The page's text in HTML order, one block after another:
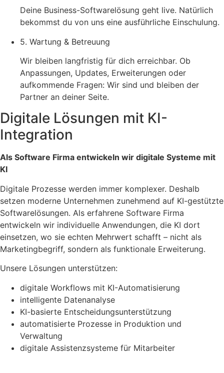
Deine Business-Softwarelösung geht live. Natürlich
bekommst du von uns eine ausführliche Einschulung.
5. Wartung & Betreuung
Wir bleiben langfristig für dich erreichbar. Ob
Anpassungen, Updates, Erweiterungen oder
aufkommende Fragen: Wir sind und bleiben der
Partner an deiner Seite.
Digitale Lösungen mit KI-
Integration
Als Software Firma entwickeln wir digitale Systeme mit
KI
Digitale Prozesse werden immer komplexer. Deshalb
setzen moderne Unternehmen zunehmend auf KI-gestützte
Softwarelösungen. Als erfahrene Software Firma
entwickeln wir individuelle Anwendungen, die KI dort
einsetzen, wo sie echten Mehrwert schafft – nicht als
Marketingbegriff, sondern als funktionale Erweiterung.
Unsere Lösungen unterstützen:
digitale Workflows mit KI-Automatisierung
intelligente Datenanalyse
KI-basierte Entscheidungsunterstützung
automatisierte Prozesse in Produktion und
Verwaltung
digitale Assistenzsysteme für Mitarbeiter